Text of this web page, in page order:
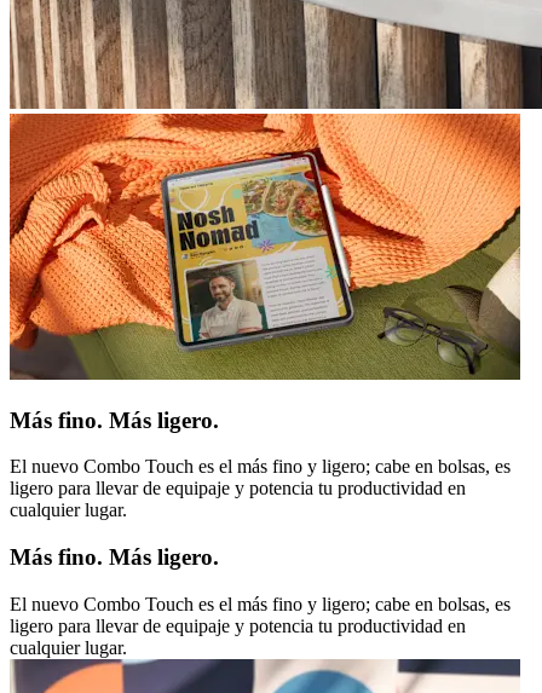
Más fino. Más ligero.
El nuevo Combo Touch es el más fino y ligero; cabe en bolsas, es
ligero para llevar de equipaje y potencia tu productividad en
cualquier lugar.
Más fino. Más ligero.
El nuevo Combo Touch es el más fino y ligero; cabe en bolsas, es
ligero para llevar de equipaje y potencia tu productividad en
cualquier lugar.